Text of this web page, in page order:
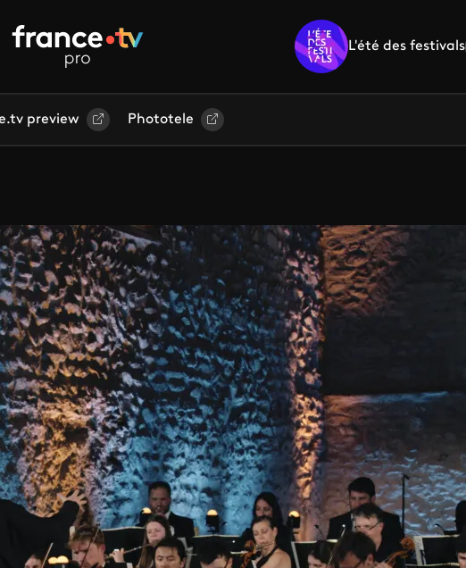
L'été des festivals
preview Phototele